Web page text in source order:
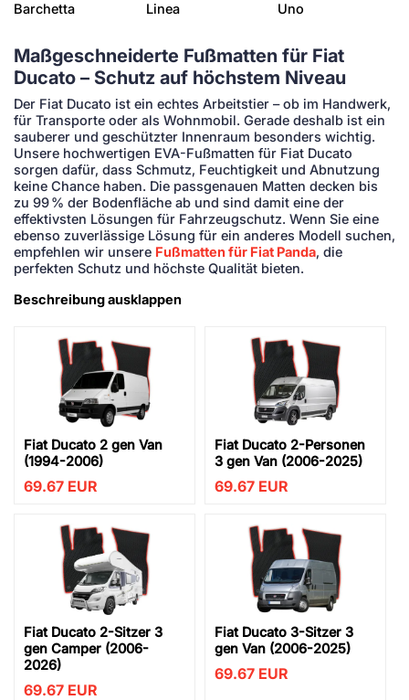
Barchetta
Linea
Uno
Maßgeschneiderte Fußmatten für Fiat
Ducato – Schutz auf höchstem Niveau
Der Fiat Ducato ist ein echtes Arbeitstier – ob im Handwerk,
für Transporte oder als Wohnmobil. Gerade deshalb ist ein
sauberer und geschützter Innenraum besonders wichtig.
Unsere hochwertigen EVA-Fußmatten für Fiat Ducato
sorgen dafür, dass Schmutz, Feuchtigkeit und Abnutzung
keine Chance haben. Die passgenauen Matten decken bis
zu 99 % der Bodenfläche ab und sind damit eine der
effektivsten Lösungen für Fahrzeugschutz. Wenn Sie eine
ebenso zuverlässige Lösung für ein anderes Modell suchen,
empfehlen wir unsere Fußmatten für Fiat Panda, die
perfekten Schutz und höchste Qualität bieten.
Beschreibung ausklappen
Fiat Ducato 2 gen Van
(1994-2006)
69.67 EUR
Fiat Ducato 2-Personen
3 gen Van (2006-2025)
69.67 EUR
Fiat Ducato 2-Sitzer 3
gen Camper (2006-
2026)
69.67 EUR
Fiat Ducato 3-Sitzer 3
gen Van (2006-2025)
69.67 EUR